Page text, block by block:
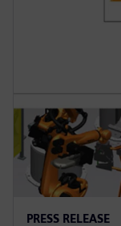
PRESS RELEASE